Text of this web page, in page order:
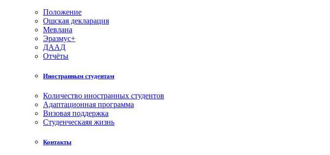
Положение
Ошская декларация
Мевлана
Эразмус+
ДААД
Отчёты
Иностранным студентам
Количество иностранных студентов
Адаптационная программа
Визовая поддержка
Студенческаяя жизнь
Контакты